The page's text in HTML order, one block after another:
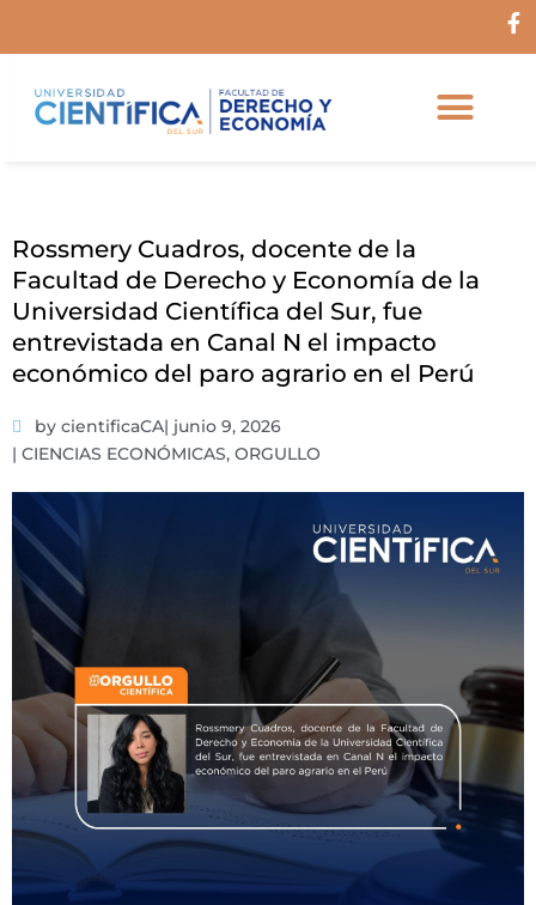
F
Rossmery Cuadros, docente de la
Facultad de Derecho y Economía de la
Universidad Científica del Sur, fue
entrevistada en Canal N el impacto
económico del paro agrario en el Perú
by cientificaCA| junio 9, 2026
| CIENCIAS ECONÓMICAS, ORGULLO